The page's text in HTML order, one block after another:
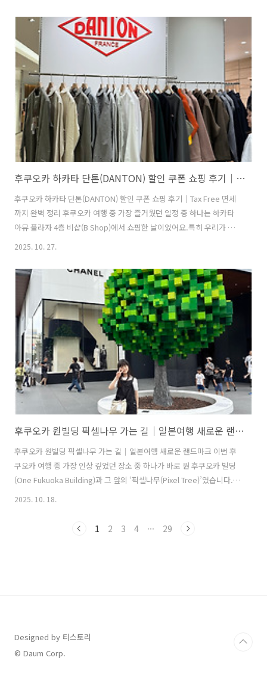
준, 다양한 할인 코드가 공개되어 있으니, 잘 활용하면 교통비 절감은 물
론 여행의 편의성도 크게 높일 수 있습니다. 일본에서 우버를 이용해야
하는 이유 일본의 대중교통은 세계적으로 정교하지만, 짐이 많거나 비 오
는 날에는 불편함을 느끼기 쉽습니다. 특히 지하철은 계단이 많고 환승
동선이 길어, 캐리어를 끌고 다니는 여행자에게는 쉽지 않습니다. ..
후쿠오카 하카타 단톤(DANTON) 할인 쿠폰 쇼핑 후기｜Tax Free 면세까지 완벽 정리
후쿠오카 하카타 단톤(DANTON) 할인 쿠폰 쇼핑 후기｜Tax Free 면세
까지 완벽 정리 후쿠오카 여행 중 가장 즐거웠던 일정 중 하나는 하카타
아뮤 플라자 4층 비샵(B Shop)에서 쇼핑한 날이었어요.특히 우리가 찾
은 단톤(DANTON) 매장은 생각보다 훨씬 알찼습니다.아내가 평소 단톤
일부러 찾아갔죠. 후쿠오카 하카타 단톤 매장단톤은 하카타 아뮤 플라자
4층 비샵(B Shop) 안쪽에 작은 코너 형태로 운영되고 있었어요.처음엔
단독 매장인 줄 알고 찾았는데, 매장 일부 공간에서 단톤 옷만 따로 진열
되어 있더라고요.그래도 종류가 다양해서 여성용, 남성용, 아이용까지
골고루 볼 수 있었습니다. 아내와 딸아이가 옷을 입어보는 동안..
2025. 10. 27.
후쿠오카 원빌딩 픽셀나무 가는 길｜일본여행 새로운 랜드마크
후쿠오카 원빌딩 픽셀나무 가는 길｜일본여행 새로운 랜드마크 이번 후
쿠오카 여행 중 가장 인상 깊었던 장소 중 하나가 바로 원 후쿠오카 빌딩
(One Fukuoka Building)과 그 앞의 ‘픽셀나무(Pixel Tree)’였습니다.
딸아이가 마인크래프트를 좋아해서인지, 이곳을 보자마자 “마크 나무
조형물인데, 마치 픽셀 그래픽을 3D로 구현한 듯한 묘한 매력이 있습니
2025. 10. 18.
1 2 3 4 ··· 29
Designed by 티스토리
© Daum Corp.